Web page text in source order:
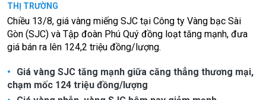
THỊ TRƯỜNG
Chiều 13/8, giá vàng miếng SJC tại Công ty Vàng bạc Sài
Gòn (SJC) và Tập đoàn Phú Quý đồng loạt tăng mạnh, đưa
giá bán ra lên 124,2 triệu đồng/lượng.
Giá vàng SJC tăng mạnh giữa căng thẳng thương mại,
chạm mốc 124 triệu đồng/lượng